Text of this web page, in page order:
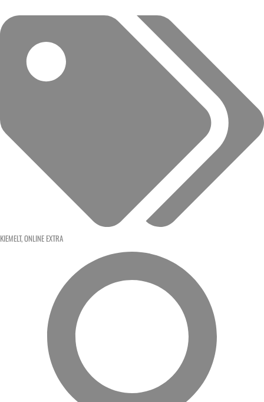
KIEMELT,ONLINE EXTRA